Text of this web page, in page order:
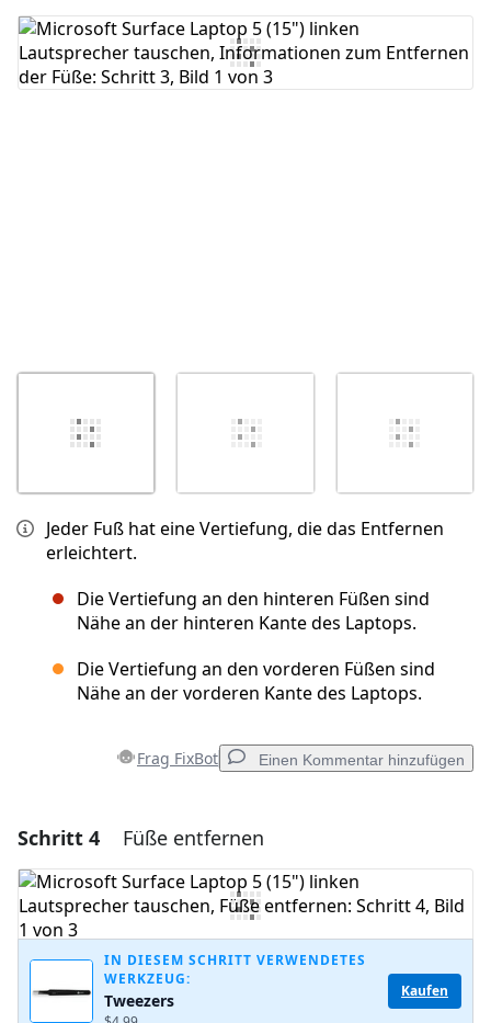
Kommentar hinzufügen
Jeder Fuß hat eine Vertiefung, die das Entfernen
erleichtert.
Die Vertiefung an den hinteren Füßen sind
Nähe an der hinteren Kante des Laptops.
Die Vertiefung an den vorderen Füßen sind
Nähe an der vorderen Kante des Laptops.
Frag FixBot Einen Kommentar hinzufügen
Einen Kommentar hinzufügen
Kommentar hinzufügen
Kommentieren
Schritt 4 Füße entfernen
IN DIESEM SCHRITT VERWENDETES
WERKZEUG:
Tweezers Kaufen